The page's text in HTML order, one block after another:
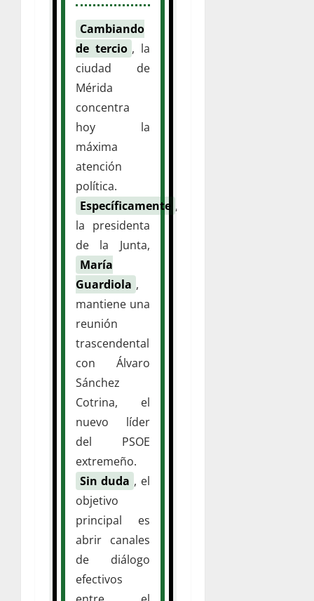
Cambiando
de tercio , la
ciudad de
Mérida
concentra
hoy la
máxima
atención
política.
Específicamente ,
la presidenta
de la Junta,
María
Guardiola ,
mantiene una
reunión
trascendental
con Álvaro
Sánchez
Cotrina, el
nuevo líder
del PSOE
extremeño.
Sin duda , el
objetivo
principal es
abrir canales
de diálogo
efectivos